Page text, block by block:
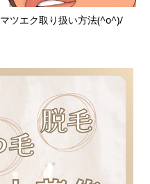
マツエク取り扱い方法(^o^)/